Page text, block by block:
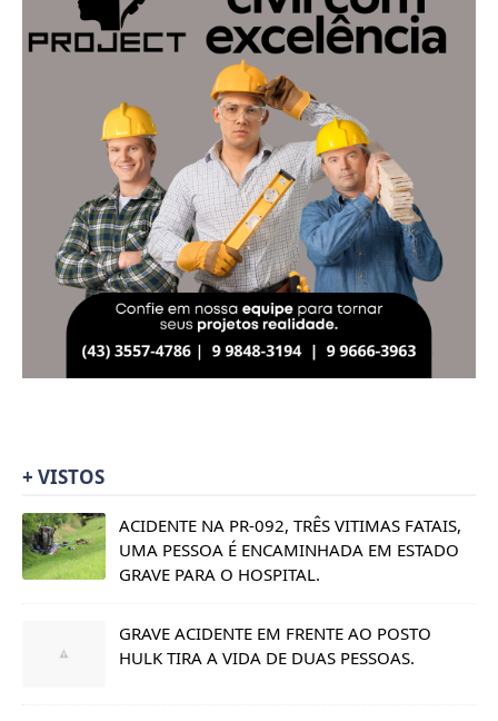
+ VISTOS
ACIDENTE NA PR-092, TRÊS VITIMAS FATAIS,
UMA PESSOA É ENCAMINHADA EM ESTADO
GRAVE PARA O HOSPITAL.
GRAVE ACIDENTE EM FRENTE AO POSTO
HULK TIRA A VIDA DE DUAS PESSOAS.